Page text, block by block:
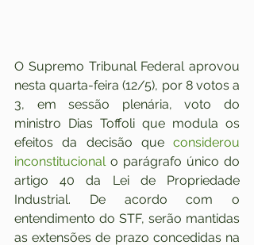
O Supremo Tribunal Federal aprovou
nesta quarta-feira (12/5), por 8 votos a
3, em sessão plenária, voto do
ministro Dias Toffoli que modula os
efeitos da decisão que considerou
inconstitucional o parágrafo único do
artigo 40 da Lei de Propriedade
Industrial. De acordo com o
entendimento do STF, serão mantidas
as extensões de prazo concedidas na